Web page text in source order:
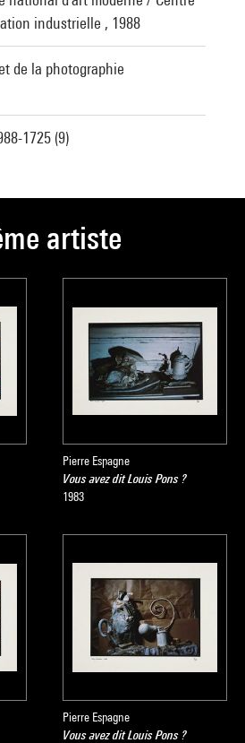
industrielle , 1988
de la photographie
1725 (9)
artiste
Pierre Espagne
Vous avez dit Louis Pons ?
1983
Pierre Espagne
Vous avez dit Louis Pons ?